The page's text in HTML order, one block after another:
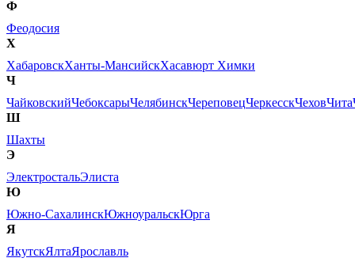
Ф
Феодосия
Х
ХабаровскХанты-МансийскХасавюрт Химки
Ч
ЧайковскийЧебоксарыЧелябинскЧереповецЧеркесскЧеховЧита
Ш
Шахты
Э
ЭлектростальЭлиста
Ю
Южно-СахалинскЮжноуральскЮрга
Я
ЯкутскЯлтаЯрославль